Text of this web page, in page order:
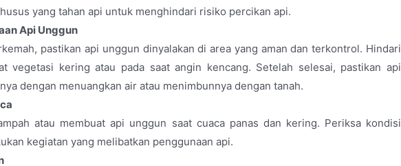
yang tahan api untuk menghindari risiko percikan api.
Api Unggun
pastikan api unggun dinyalakan di area yang aman dan terkontrol. Hindari
vegetasi kering atau pada saat angin kencang. Setelah selesai, pastikan api
dengan menuangkan air atau menimbunnya dengan tanah.
atau membuat api unggun saat cuaca panas dan kering. Periksa kondisi
kegiatan yang melibatkan penggunaan api.